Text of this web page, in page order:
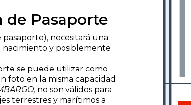
de Pasaporte
necesitará una
y posiblemente
se puede utilizar como
foto en la misma capacidad
no son válidos para
terrestres y marítimos a